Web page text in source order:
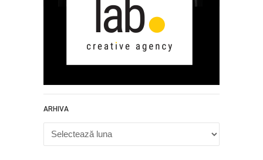
ARHIVA
Arhiva